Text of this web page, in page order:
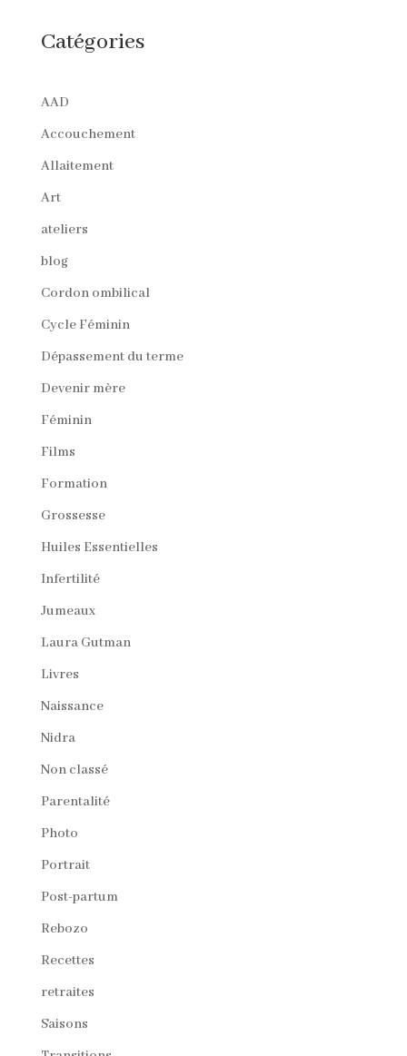
Catégories
AAD
Accouchement
Allaitement
Art
ateliers
blog
Cordon ombilical
Cycle Féminin
Dépassement du terme
Devenir mère
Féminin
Films
Formation
Grossesse
Huiles Essentielles
Infertilité
Jumeaux
Laura Gutman
Livres
Naissance
Nidra
Non classé
Parentalité
Photo
Portrait
Post-partum
Rebozo
Recettes
retraites
Saisons